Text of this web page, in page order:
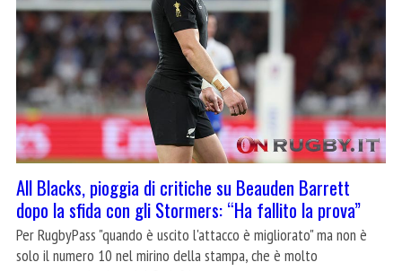
All Blacks, pioggia di critiche su Beauden Barrett
dopo la sfida con gli Stormers: “Ha fallito la prova”
Per RugbyPass "quando è uscito l'attacco è migliorato" ma non è
solo il numero 10 nel mirino della stampa, che è molto